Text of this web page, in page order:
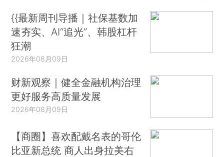
{{最新周刊导播｜社保基数加
速夯实、AI“追光”、韩股杠杆
狂潮
2026年08月09日
财新观察｜健全金融机构治理
更好服务高质量发展
2026年08月09日
【商圈】喜欢配戴名表的哥伦
比亚新总统 商人出身拉美右